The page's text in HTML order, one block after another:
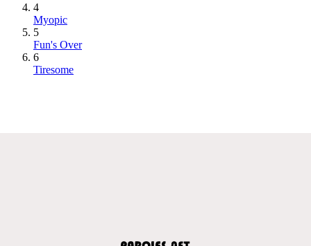
4
Myopic
5
Fun's Over
6
Tiresome